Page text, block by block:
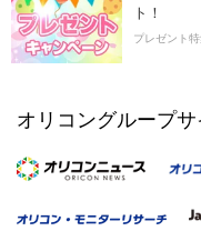
ト！
プレゼント
オリコングループサ